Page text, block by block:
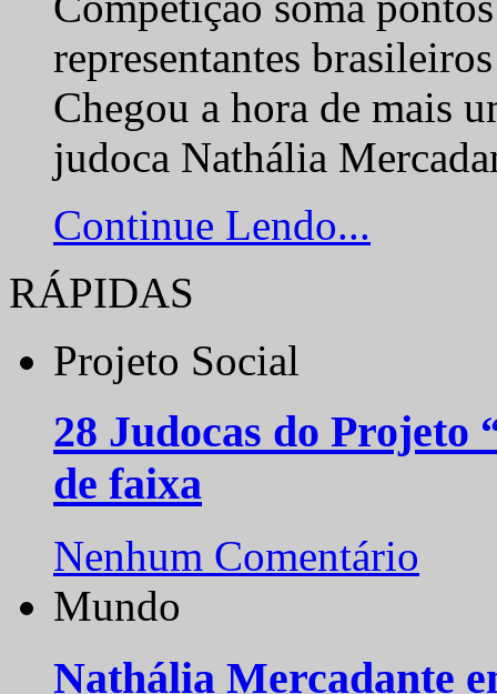
representantes
Chegou a hora de mais
judoca Nathália
Continue Lendo...
RÁPIDAS
Projeto Social
28 Judocas do
de faixa
Nenhum Comentário
Mundo
Nathália Mercadante